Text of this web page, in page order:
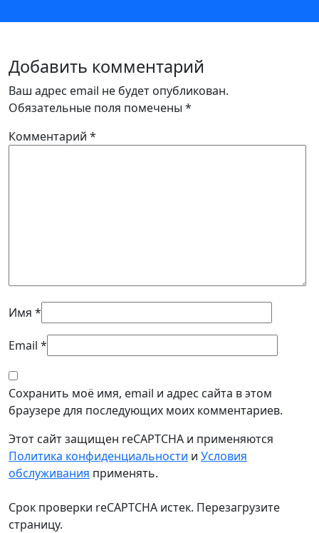
Добавить комментарий
Ваш адрес email не будет опубликован.
Обязательные поля помечены *
Комментарий *
Имя *
Email *
Сохранить моё имя, email и адрес сайта в этом
браузере для последующих моих комментариев.
Этот сайт защищен reCAPTCHA и применяются
Политика конфиденциальности и Условия
обслуживания применять.
Срок проверки reCAPTCHA истек. Перезагрузите
страницу.